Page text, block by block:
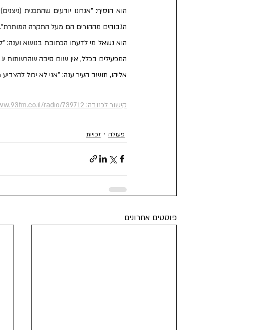
הגבוהים מההורים הם מעל התקרה המותרת".
המפעילים בכלל, אין שום סיבה שהרשתות
אליהו, תושב העיר ענה: "אני לא יכול להצביע
קישור לכתבה: https://www.93fm.co.il/radio/739712/
פעולה זכויות
פוסטים אחרונים